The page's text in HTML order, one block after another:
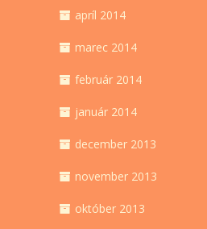
apríl 2014
marec 2014
február 2014
január 2014
december 2013
november 2013
október 2013